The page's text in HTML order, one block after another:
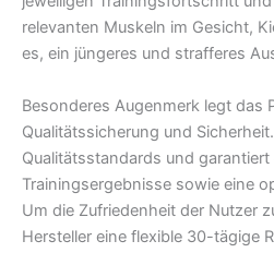
relevanten Muskeln im Gesicht,
es, ein jüngeres und strafferes
Besonderes Augenmerk legt das
Qualitätssicherung und
Qualitätsstandards und
Trainingsergebnisse sowie eine
Um die Zufriedenheit der Nutzer
Hersteller eine flexible 30-tägige